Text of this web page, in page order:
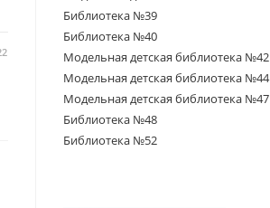
Библиотека №39
Библиотека №40
Модельная детская библиотека №42
Модельная детская библиотека №44
Модельная детская библиотека №47
Библиотека №48
Библиотека №52